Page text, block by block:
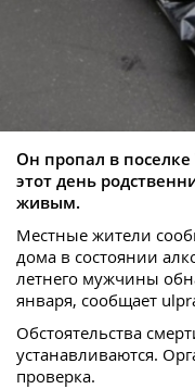
Он пропал в
этот день
живым.
Местные жители
дома в состоянии
летнего мужчины
января, сообщает
Обстоятельства
устанавливаются.
проверка.